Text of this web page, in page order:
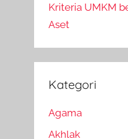
Kriteria UMKM
Aset
Kategori
Agama
Akhlak